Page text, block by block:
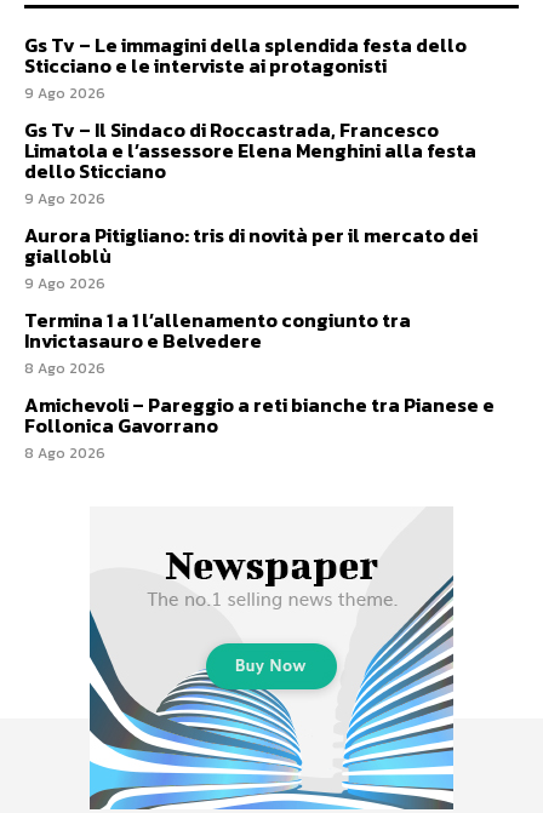
Gs Tv – Le immagini della splendida festa dello
Sticciano e le interviste ai protagonisti
9 Ago 2026
Gs Tv – Il Sindaco di Roccastrada, Francesco
Limatola e l’assessore Elena Menghini alla festa
dello Sticciano
9 Ago 2026
Aurora Pitigliano: tris di novità per il mercato dei
gialloblù
9 Ago 2026
Termina 1 a 1 l’allenamento congiunto tra
Invictasauro e Belvedere
8 Ago 2026
Amichevoli – Pareggio a reti bianche tra Pianese e
Follonica Gavorrano
8 Ago 2026